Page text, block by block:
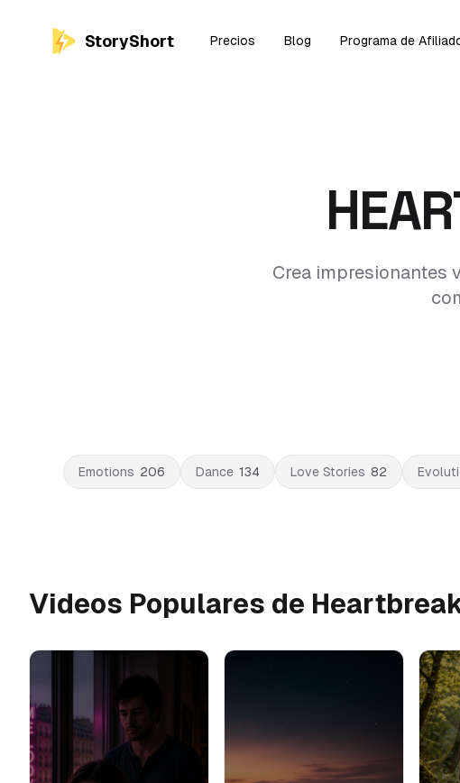
StoryShort Precios Blog Programa de
Crea impresionantes
Emotions 206 Dance 134 Love Stories 82
Videos Populares de